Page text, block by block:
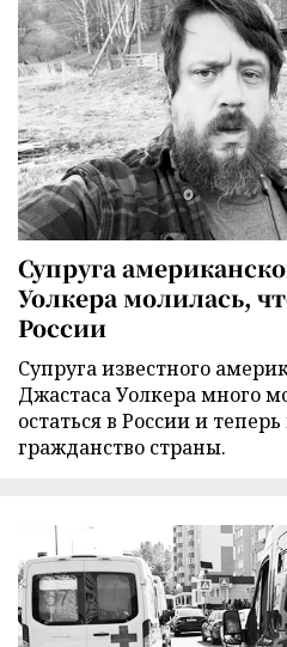
Супруга
Уолкера молилась,
России
Супруга известного
Джастаса Уолкера много
остаться в России и
гражданство страны.